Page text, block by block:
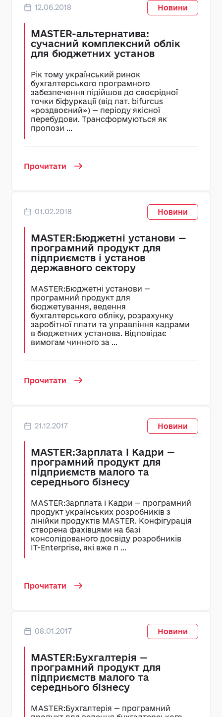
12.06.2018 Новини
MASTER-альтернатива:
сучасний комплексний облік
для бюджетних установ
Рік тому український ринок
бухгалтерського програмного
забезпечення підійшов до своєрідної
точки біфуркації (від лат. bifurcus
«роздвоєний») — періоду якісної
перебудови. Трансформуються як
пропози ...
Прочитати
01.02.2018 Новини
MASTER:Бюджетні установи —
програмний продукт для
підприємств і установ
державного сектору
MASTER:Бюджетні установи —
програмний продукт для
бюджетування, ведення
бухгалтерського обліку, розрахунку
заробітної плати та управління кадрами
в бюджетних установа. Відповідає
вимогам чинного за ...
Прочитати
21.12.2017 Новини
MASTER:Зарплата і Кадри —
програмний продукт для
підприємств малого та
середнього бізнесу
MASTER:Зарплата і Кадри — програмний
продукт українських розробників з
лінійки продуктів MASTER. Конфігурація
створена фахівцями на базі
консолідованого досвіду розробників
IT-Enterprise, які вже п ...
Прочитати
08.01.2017 Новини
MASTER:Бухгалтерія —
програмний продукт для
підприємств малого та
середнього бізнесу
MASTER:Бухгалтерія — програмний